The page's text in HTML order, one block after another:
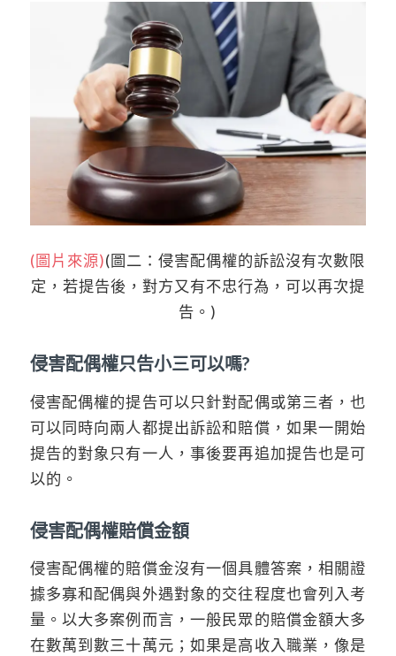
(圖片來源)(圖二：侵害配偶權的訴訟沒有次數限
定，若提告後，對方又有不忠行為，可以再次提
告。)
侵害配偶權只告小三可以嗎?
侵害配偶權的提告可以只針對配偶或第三者，也
可以同時向兩人都提出訴訟和賠償，如果一開始
提告的對象只有一人，事後要再追加提告也是可
以的。
侵害配偶權賠償金額
侵害配偶權的賠償金沒有一個具體答案，相關證
據多寡和配偶與外遇對象的交往程度也會列入考
量。以大多案例而言，一般民眾的賠償金額大多
在數萬到數三十萬元；如果是高收入職業，像是